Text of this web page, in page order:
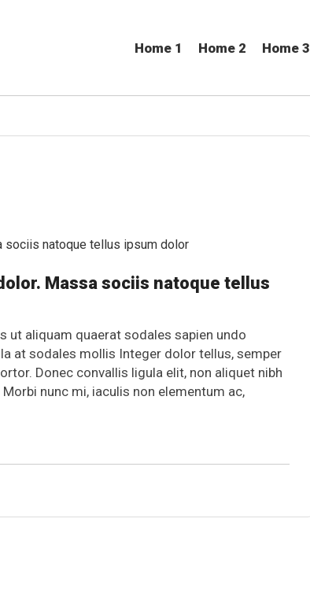
Home 1 Home 2 Home 3
Massa sociis natoque tellus
ut aliquam quaerat sodales sapien undo
at sodales mollis Integer dolor tellus, semper
Donec convallis ligula elit, non aliquet nibh
nunc mi, iaculis non elementum ac,